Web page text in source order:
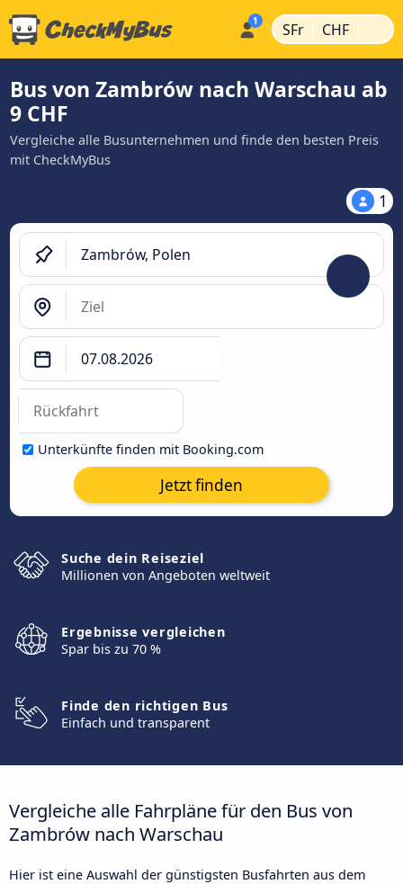
SFr | CHF |
Bus von Zambrów nach Warschau ab
9 CHF
Vergleiche alle Busunternehmen und finde den besten Preis
mit CheckMyBus
1
Unterkünfte finden mit Booking.com
Jetzt finden
Suche dein Reiseziel
Millionen von Angeboten weltweit
Ergebnisse vergleichen
Spar bis zu 70 %
Finde den richtigen Bus
Einfach und transparent
Vergleiche alle Fahrpläne für den Bus von
Zambrów nach Warschau
Hier ist eine Auswahl der günstigsten Busfahrten aus dem